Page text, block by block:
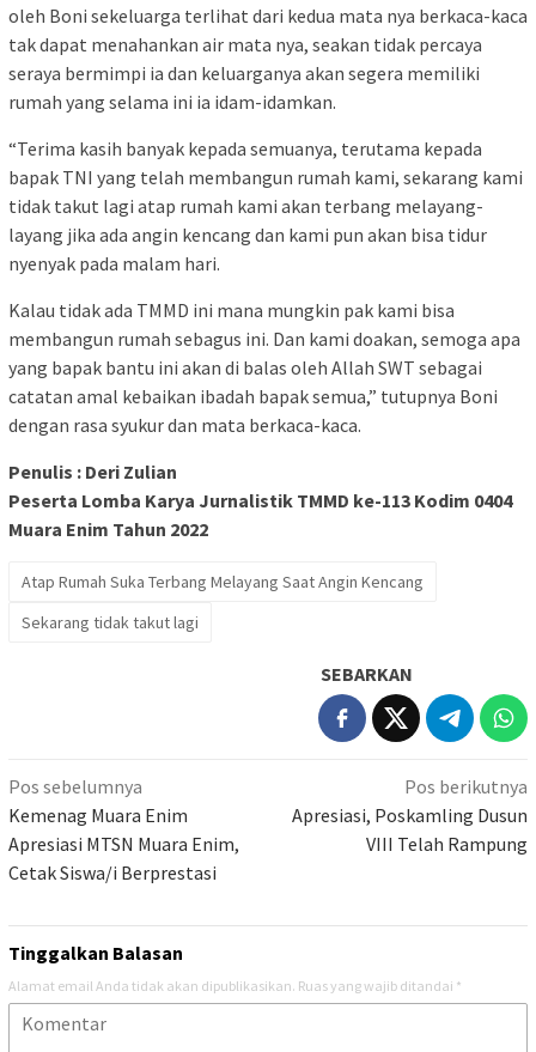
oleh Boni sekeluarga terlihat dari kedua mata nya berkaca-kaca
tak dapat menahankan air mata nya, seakan tidak percaya
seraya bermimpi ia dan keluarganya akan segera memiliki
rumah yang selama ini ia idam-idamkan.
“Terima kasih banyak kepada semuanya, terutama kepada
bapak TNI yang telah membangun rumah kami, sekarang kami
tidak takut lagi atap rumah kami akan terbang melayang-
layang jika ada angin kencang dan kami pun akan bisa tidur
nyenyak pada malam hari.
Kalau tidak ada TMMD ini mana mungkin pak kami bisa
membangun rumah sebagus ini. Dan kami doakan, semoga apa
yang bapak bantu ini akan di balas oleh Allah SWT sebagai
catatan amal kebaikan ibadah bapak semua,” tutupnya Boni
dengan rasa syukur dan mata berkaca-kaca.
Penulis : Deri Zulian
Peserta Lomba Karya Jurnalistik TMMD ke-113 Kodim 0404
Muara Enim Tahun 2022
Atap Rumah Suka Terbang Melayang Saat Angin Kencang
Sekarang tidak takut lagi
SEBARKAN
Navigasi
pos
Pos sebelumnya
Kemenag Muara Enim
Apresiasi MTSN Muara Enim,
Cetak Siswa/i Berprestasi
Pos berikutnya
Apresiasi, Poskamling Dusun
VIII Telah Rampung
Tinggalkan Balasan
Alamat email Anda tidak akan dipublikasikan. Ruas yang wajib ditandai *